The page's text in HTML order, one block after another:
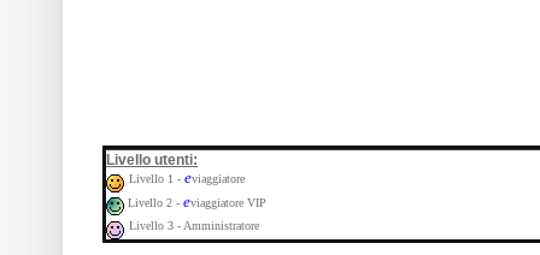
Livello utenti:
Livello 1 - eviaggiatore
Livello 2 - eviaggiatore VIP
Livello 3 - Amministratore